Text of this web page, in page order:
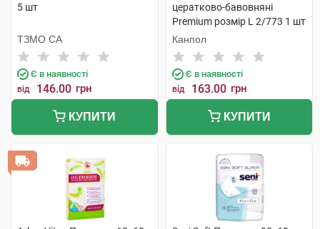
5 шт
ТЗМО СА
Є в наявності
від 146.00 грн
КУПИТИ
цератково-бавовняні
Premium розмір L 2/773 1 шт
Канпол
Є в наявності
від 163.00 грн
КУПИТИ